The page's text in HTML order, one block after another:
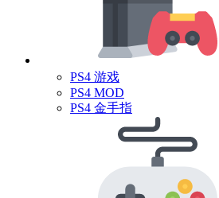
PS4 游戏
PS4 MOD
PS4 金手指